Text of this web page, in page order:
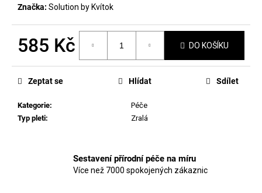
Značka: Solution by Kvítok
585 Kč DO KOŠÍKU
Kategorie:
Péče
Typ pleti: Zralá
Zeptat se Hlídat Sdílet
Sestavení přírodní péče na míru
Více než 7000 spokojených zákaznic
Kč